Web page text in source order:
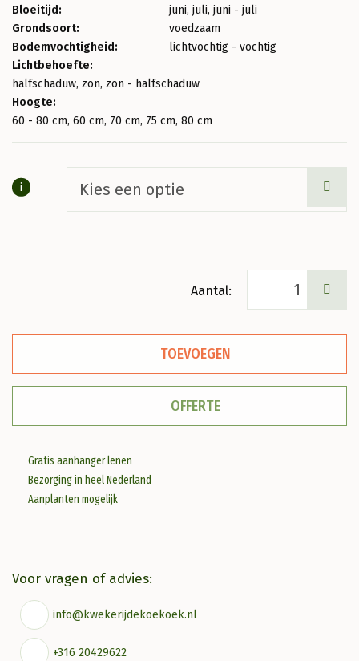
Bloeitijd:
juni, juli, juni - juli
Grondsoort:
voedzaam
Bodemvochtigheid:
lichtvochtig - vochtig
Lichtbehoefte:
halfschaduw, zon, zon - halfschaduw
Hoogte:
60 - 80 cm, 60 cm, 70 cm, 75 cm, 80 cm
i
'Royal
Standard'
aantal
TOEVOEGEN
OFFERTE
Gratis aanhanger lenen
Bezorging in heel Nederland
Aanplanten mogelijk
Voor vragen of advies:
info@kwekerijdekoekoek.nl
+316 20429622